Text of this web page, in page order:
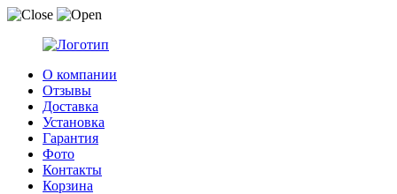
О компании
Отзывы
Доставка
Установка
Гарантия
Фото
Контакты
Корзина